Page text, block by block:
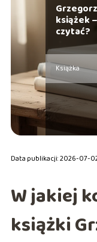
książek
czytać?
Książka
Data publikacji: 2026-07-
W jakiej
książki